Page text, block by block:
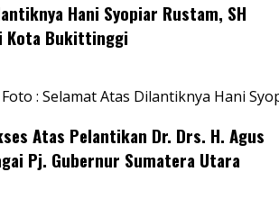
Hani Syopiar Rustam, SH
Kota Bukittinggi
: Selamat Atas Dilantiknya Hani
Atas Pelantikan Dr. Drs. H. Agus
Pj. Gubernur Sumatera Utara